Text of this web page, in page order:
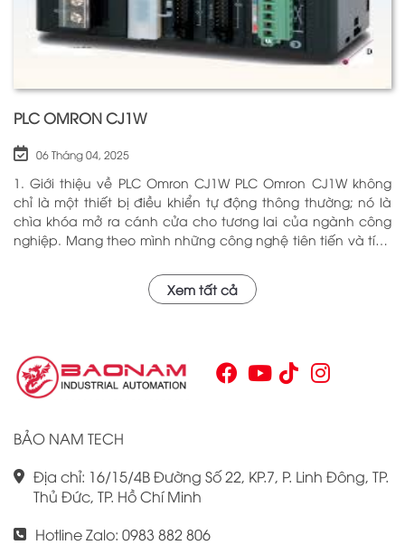
PLC OMRON CJ1W
06 Tháng 04, 2025
1. Giới thiệu về PLC Omron CJ1W PLC Omron CJ1W không
chỉ là một thiết bị điều khiển tự động thông thường; nó là
chìa khóa mở ra cánh cửa cho tương lai của ngành công
nghiệp. Mang theo mình những công nghệ tiên tiến và tính
mình qua nhiều năm phục vụ trong nhiều lĩnh vực khác
nhau. Với khả năng hoạt động ổn định và hiệu quả, sản
Chính vì vậy, việc nắm vững những thông tin cơ bản về PLC
Omron CJ1W là điều cần thiết cho bất kỳ ai muốn cải thiện
hiệu suất công việc của mình.
Xem tất cả
BẢO NAM TECH
Địa chỉ: 16/15/4B Đường Số 22, KP.7, P. Linh Đông, TP.
Thủ Đức, TP. Hồ Chí Minh
Hotline Zalo: 0983 882 806